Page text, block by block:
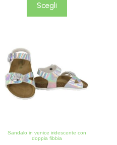
Scegli
Sandalo in venice iridescente con
doppia fibbia